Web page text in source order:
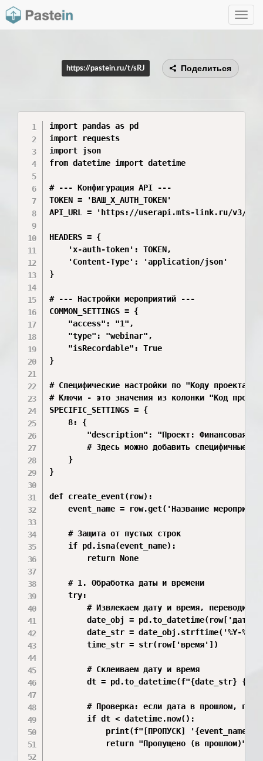
Toggle
https://pastein.ru/t/sRJ Поделиться
import pandas as pd
import requests
import json
from datetime import datetime
# --- Конфигурация API ---
TOKEN = 'ВАШ_X_AUTH_TOKEN'
API_URL = 'https://userapi.mts-link.ru/v3/
HEADERS = {
    'x-auth-token': TOKEN,
    'Content-Type': 'application/json'
}
# --- Настройки мероприятий ---
COMMON_SETTINGS = {
    "access": "1",
    "type": "webinar",
    "isRecordable": True
}
# Специфические настройки по "Коду проекта"
# Ключи - это значения из колонки "Код
SPECIFIC_SETTINGS = {
    8: {
"description": "Проект: Финансовая
# Здесь можно добавить специфичные
    }
}
def create_event(row):
event_name = row.get('Название
    # Защита от пустых строк
    if pd.isna(event_name):
        return None
    # 1. Обработка даты и времени
    try:
# Извлекаем дату и время, переводим в
date_obj =
date_str = date_obj.strftime('%Y-%m-
        time_str = str(row['время'])
        # Склеиваем дату и время
dt = pd.to_datetime(f"{date_str}
# Проверка: если дата в прошлом,
        if dt < datetime.now():
print(f"[ПРОПУСК] '{event_name}'
            return "Пропущено (в прошлом)"